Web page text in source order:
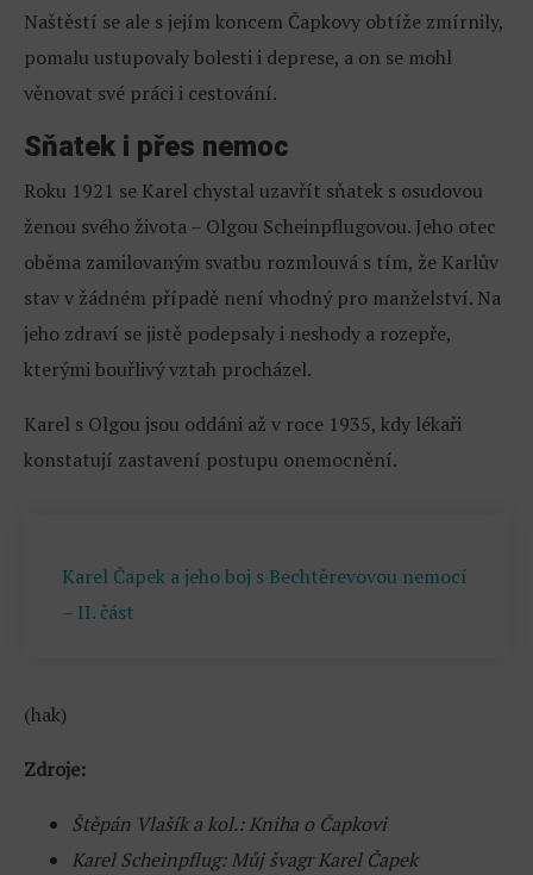
Naštěstí se ale s jejím koncem Čapkovy obtíže zmírnily,
pomalu ustupovaly bolesti i deprese, a on se mohl
věnovat své práci i cestování.
Sňatek i přes nemoc
Roku 1921 se Karel chystal uzavřít sňatek s osudovou
ženou svého života – Olgou Scheinpflugovou. Jeho otec
oběma zamilovaným svatbu rozmlouvá s tím, že Karlův
stav v žádném případě není vhodný pro manželství. Na
jeho zdraví se jistě podepsaly i neshody a rozepře,
kterými bouřlivý vztah procházel.
Karel s Olgou jsou oddáni až v roce 1935, kdy lékaři
konstatují zastavení postupu onemocnění.
Karel Čapek a jeho boj s Bechtěrevovou nemocí
– II. část
(hak)
Zdroje:
Štěpán Vlašík a kol.: Kniha o Čapkovi
Karel Scheinpflug: Můj švagr Karel Čapek